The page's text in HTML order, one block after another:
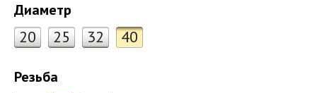
Диаметр
20 25 32 40
Резьба